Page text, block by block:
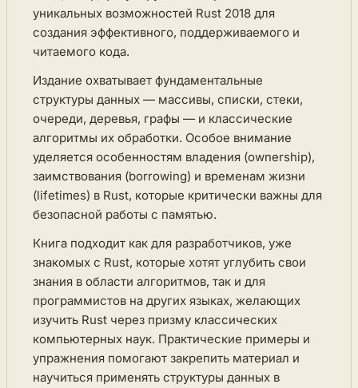
уникальных возможностей Rust 2018 для
создания эффективного, поддерживаемого и
читаемого кода.
Издание охватывает фундаментальные
структуры данных — массивы, списки, стеки,
очереди, деревья, графы — и классические
алгоритмы их обработки. Особое внимание
уделяется особенностям владения (ownership),
заимствования (borrowing) и временам жизни
(lifetimes) в Rust, которые критически важны для
безопасной работы с памятью.
Книга подходит как для разработчиков, уже
знакомых с Rust, которые хотят углубить свои
знания в области алгоритмов, так и для
программистов на других языках, желающих
изучить Rust через призму классических
компьютерных наук. Практические примеры и
упражнения помогают закрепить материал и
научиться применять структуры данных в